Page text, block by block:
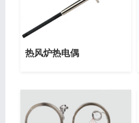
热风炉热电偶